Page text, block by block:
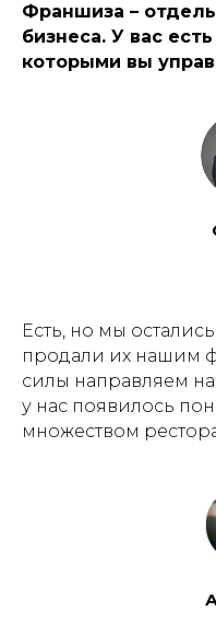
Франшиза –
бизнеса. У вас
которыми вы
Есть, но мы
продали их нашим
силы направляем
у нас появилось
множеством